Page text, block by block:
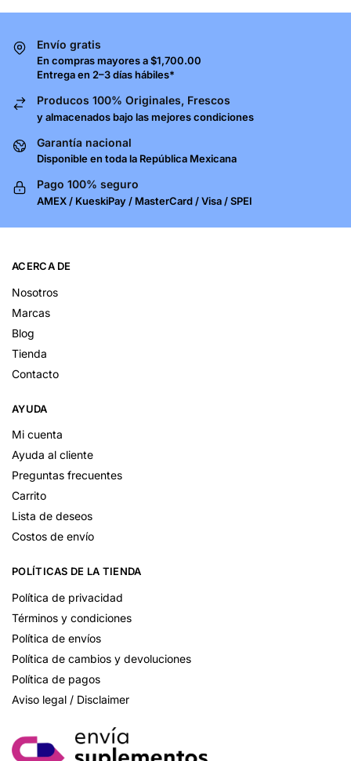
Envío gratis
En compras mayores a $1,700.00
Entrega en 2–3 días hábiles*
Producos 100% Originales, Frescos
y almacenados bajo las mejores condiciones
Garantía nacional
Disponible en toda la República Mexicana
Pago 100% seguro
AMEX / KueskiPay / MasterCard / Visa / SPEI
ACERCA DE
Nosotros
Marcas
Blog
Tienda
Contacto
AYUDA
Mi cuenta
Ayuda al cliente
Preguntas frecuentes
Carrito
Lista de deseos
Costos de envío
POLÍTICAS DE LA TIENDA
Política de privacidad
Términos y condiciones
Política de envíos
Política de cambios y devoluciones
Política de pagos
Aviso legal / Disclaimer